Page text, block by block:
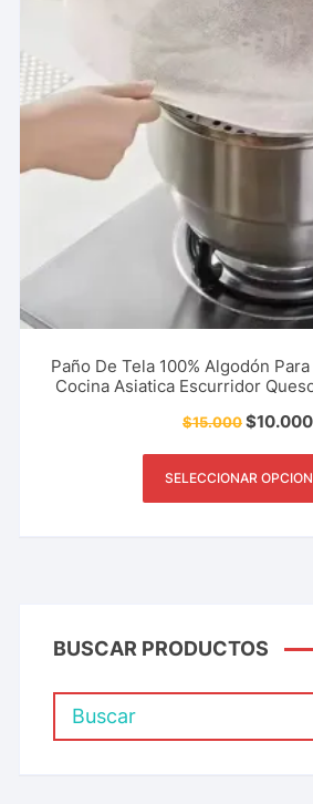
Paño De Tela 100% Algodón
Cocina Asiatica Escurridor
$15.000$10.000
SELECCIONAR
BUSCAR PRODUCTOS